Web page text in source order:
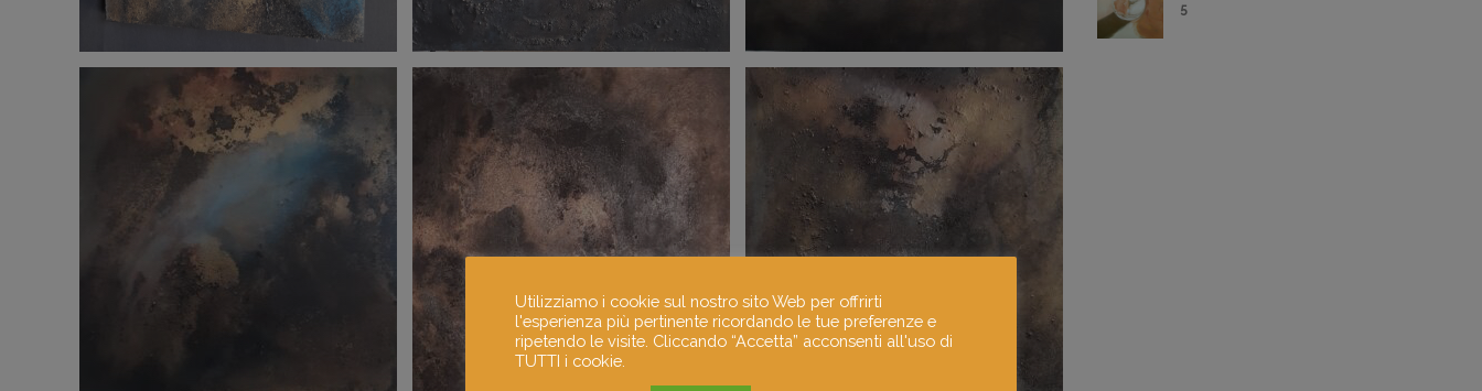
5
Utilizziamo i cookie sul nostro sito Web per offrirti
l'esperienza più pertinente ricordando le tue preferenze e
ripetendo le visite. Cliccando “Accetta” acconsenti all'uso di
TUTTI i cookie.